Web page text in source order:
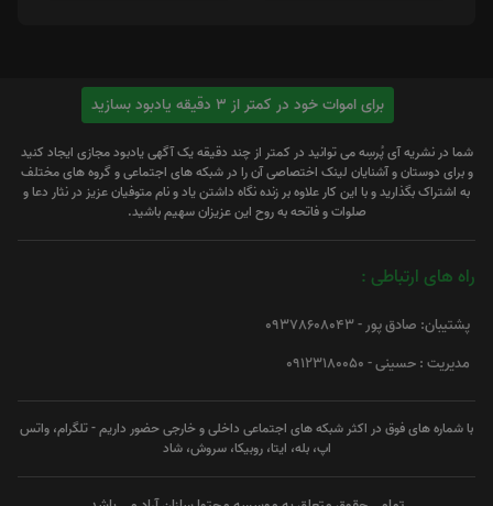
برای اموات خود در کمتر از 3 دقیقه یادبود بسازید
شما در نشریه آی پُرسِه می توانید در کمتر از چند دقیقه یک آگهی یادبود مجازی ایجاد کنید
و برای دوستان و آشنایان لینک اختصاصی آن را در شبکه های اجتماعی و گروه های مختلف
به اشتراک بگذارید و با این کار علاوه بر زنده نگاه داشتن یاد و نام متوفیان عزیز در نثار دعا و
صلوات و فاتحه به روح این عزیزان سهیم باشید.
راه های ارتباطی :
پشتیبان: صادق پور - 09378608043
مدیریت : حسینی - 09123180050
با شماره های فوق در اکثر شبکه های اجتماعی داخلی و خارجی حضور داریم - تلگرام، واتس
اپ، بله، ایتا، روبیکا، سروش، شاد